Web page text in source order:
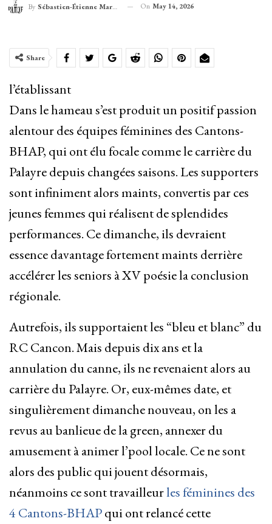
By Sébastien-Étienne Marechal On May 14, 2026
Share
l’établissant
Dans le hameau s’est produit un positif passion
alentour des équipes féminines des Cantons-
BHAP, qui ont élu focale comme le carrière du
Palayre depuis changées saisons. Les supporters
sont infiniment alors maints, convertis par ces
jeunes femmes qui réalisent de splendides
performances. Ce dimanche, ils devraient
essence davantage fortement maints derrière
accélérer les seniors à XV poésie la conclusion
régionale.
Autrefois, ils supportaient les “bleu et blanc” du
RC Cancon. Mais depuis dix ans et la
annulation du canne, ils ne revenaient alors au
carrière du Palayre. Or, eux-mêmes date, et
singulièrement dimanche nouveau, on les a
revus au banlieue de la green, annexer du
amusement à animer l’pool locale. Ce ne sont
alors des public qui jouent désormais,
néanmoins ce sont travailleurles féminines des
4 Cantons-BHAPqui ont relancé cette